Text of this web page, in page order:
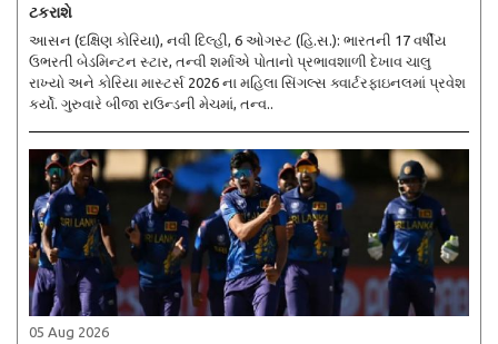
ટકરાશે
આસન (દક્ષિણ કોરિયા), નવી દિલ્હી, 6 ઓગસ્ટ (હિ.સ.): ભારતની 17 વર્ષીય
ઉભરતી બેડમિન્ટન સ્ટાર, તન્વી શર્માએ પોતાનો પ્રભાવશાળી દેખાવ ચાલુ
રાખ્યો અને કોરિયા માસ્ટર્સ 2026 ના મહિલા સિંગલ્સ ક્વાર્ટરફાઇનલમાં પ્રવેશ
કર્યો. ગુરુવારે બીજા રાઉન્ડની મેચમાં, તન્વ..
05 Aug 2026